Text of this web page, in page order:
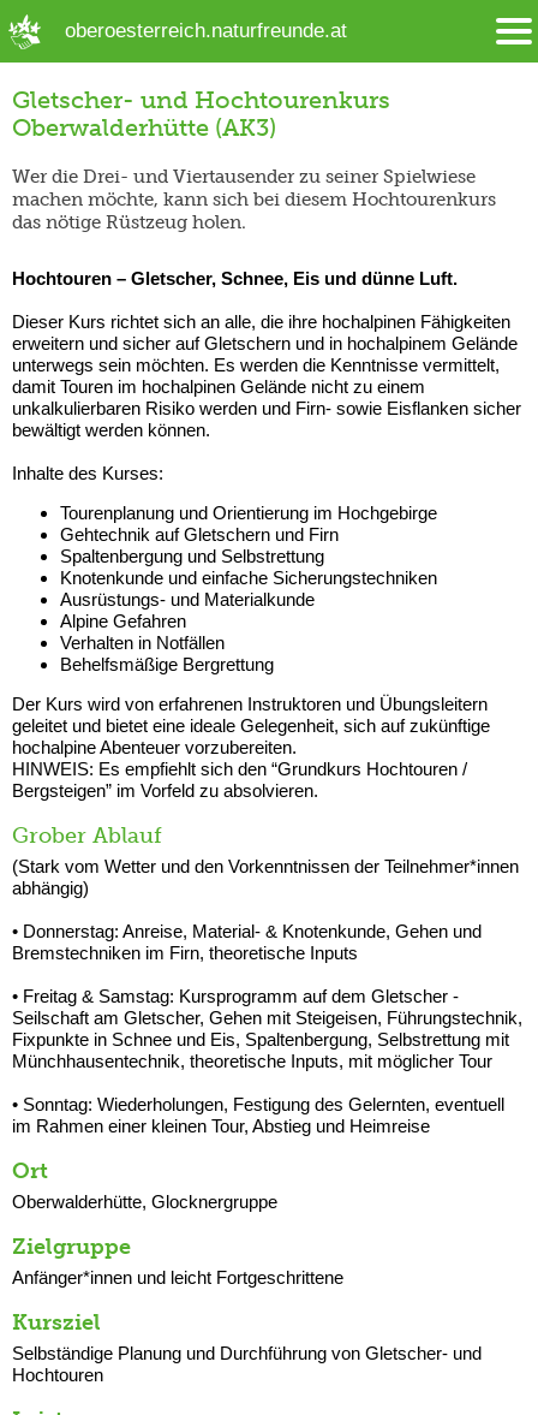
oberoesterreich.naturfreunde.at
Gletscher- und Hochtourenkurs
Oberwalderhütte (AK3)
Wer die Drei- und Viertausender zu seiner Spielwiese
machen möchte, kann sich bei diesem Hochtourenkurs
das nötige Rüstzeug holen.
Hochtouren – Gletscher, Schnee, Eis und dünne Luft.
Dieser Kurs richtet sich an alle, die ihre hochalpinen Fähigkeiten
erweitern und sicher auf Gletschern und in hochalpinem Gelände
unterwegs sein möchten. Es werden die Kenntnisse vermittelt,
damit Touren im hochalpinen Gelände nicht zu einem
unkalkulierbaren Risiko werden und Firn- sowie Eisflanken sicher
bewältigt werden können.
Inhalte des Kurses:
Tourenplanung und Orientierung im Hochgebirge
Gehtechnik auf Gletschern und Firn
Spaltenbergung und Selbstrettung
Knotenkunde und einfache Sicherungstechniken
Ausrüstungs- und Materialkunde
Alpine Gefahren
Verhalten in Notfällen
Behelfsmäßige Bergrettung
Der Kurs wird von erfahrenen Instruktoren und Übungsleitern
geleitet und bietet eine ideale Gelegenheit, sich auf zukünftige
hochalpine Abenteuer vorzubereiten.
HINWEIS: Es empfiehlt sich den “Grundkurs Hochtouren /
Bergsteigen” im Vorfeld zu absolvieren.
Grober Ablauf
(Stark vom Wetter und den Vorkenntnissen der Teilnehmer*innen
abhängig)
• Donnerstag: Anreise, Material- & Knotenkunde, Gehen und
Bremstechniken im Firn, theoretische Inputs
• Freitag & Samstag: Kursprogramm auf dem Gletscher -
Seilschaft am Gletscher, Gehen mit Steigeisen, Führungstechnik,
Fixpunkte in Schnee und Eis, Spaltenbergung, Selbstrettung mit
Münchhausentechnik, theoretische Inputs, mit möglicher Tour
• Sonntag: Wiederholungen, Festigung des Gelernten, eventuell
im Rahmen einer kleinen Tour, Abstieg und Heimreise
Ort
Oberwalderhütte, Glocknergruppe
Zielgruppe
Anfänger*innen und leicht Fortgeschrittene
Kursziel
Selbständige Planung und Durchführung von Gletscher- und
Hochtouren